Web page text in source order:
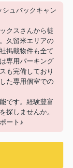
ュバックキャン
クスさんから徒
久留米エリアの
掲載物件も全て
専用パーキング
も完備しており
た専用個室での
です。経験豊富
探しませんか。
ート♪